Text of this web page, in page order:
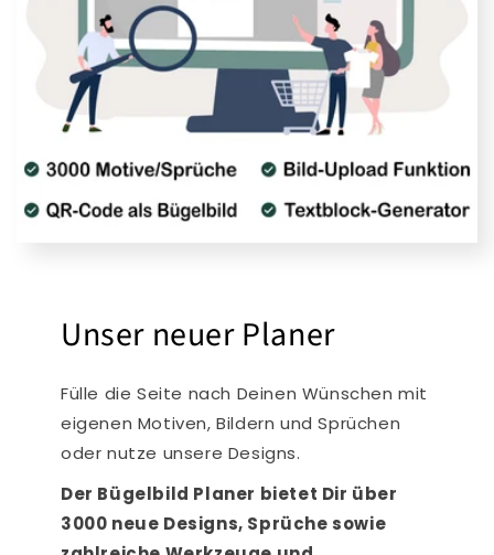
Unser neuer Planer
Fülle die Seite nach Deinen Wünschen mit
eigenen Motiven, Bildern und Sprüchen
oder nutze unsere Designs.
Der Bügelbild Planer bietet Dir über
3000 neue Designs, Sprüche sowie